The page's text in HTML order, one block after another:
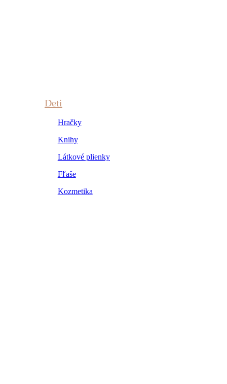
Deti
Hračky
Knihy
Látkové plienky
Fľaše
Kozmetika